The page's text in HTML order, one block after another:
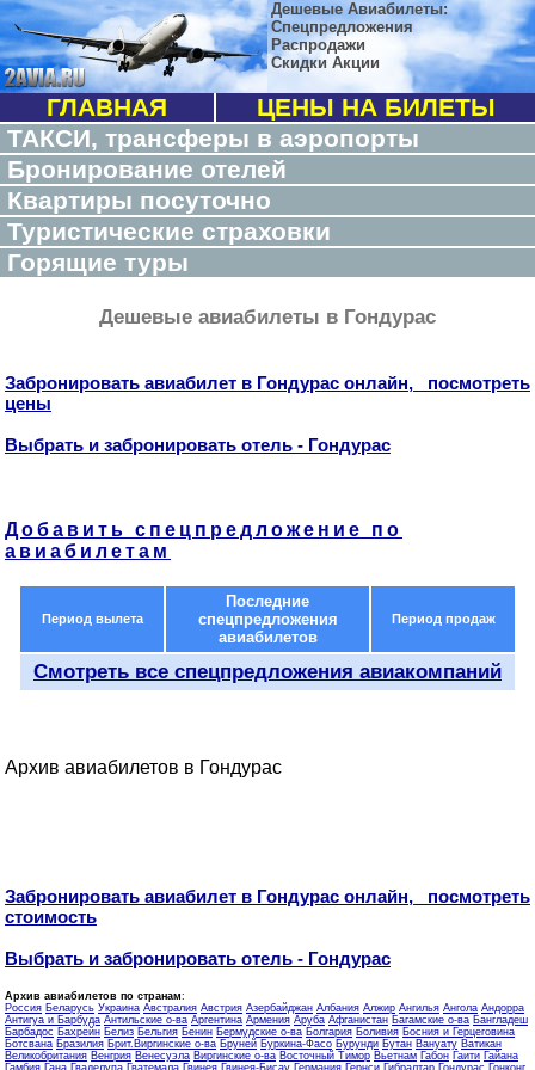
Дешевые Авиабилеты:
Спецпредложения
Распродажи
Скидки Акции
ГЛАВНАЯ
ЦЕНЫ НА БИЛЕТЫ
ТАКСИ, трансферы в аэропорты
Бронирование отелей
Квартиры посуточно
Туристические страховки
Горящие туры
Дешевые авиабилеты в Гондурас
Забронировать авиабилет в Гондурас онлайн, посмотреть
цены
Выбрать и забронировать отель - Гондурас
Добавить спецпредложение по
авиабилетам
Период вылета
Последние
спецпредложения
авиабилетов
Период продаж
Смотреть все спецпредложения авиакомпаний
Архив авиабилетов в Гондурас
Забронировать авиабилет в Гондурас онлайн, посмотреть
стоимость
Выбрать и забронировать отель - Гондурас
Архив авиабилетов по странам:
Россия Беларусь Украина Австралия Австрия Азербайджан Албания Алжир Ангилья Ангола Андорра
Антигуа и Барбуда Антильские о-ва Аргентина Армения Аруба Афганистан Багамские о-ва Бангладеш
Барбадос Бахрейн Белиз Бельгия Бенин Бермудские о-ва Болгария Боливия Босния и Герцеговина
Ботсвана Бразилия Брит.Виргинские о-ва Бруней Буркина-Фасо Бурунди Бутан Вануату Ватикан
Великобритания Венгрия Венесуэла Виргинские о-ва Восточный Тимор Вьетнам Габон Гаити Гайана
Гамбия Гана Гваделупа Гватемала Гвинея Гвинея-Бисау Германия Гернси Гибралтар Гондурас Гонконг